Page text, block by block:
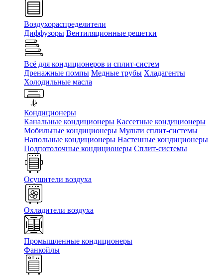
Воздухораспределители
Диффузоры Вентиляционные решетки
Всё для кондиционеров и сплит-систем
Дренажные помпы Медные трубы Хладагенты
Холодильные масла
Кондиционеры
Канальные кондиционеры Кассетные кондиционеры
Мобильные кондиционеры Мульти сплит-системы
Напольные кондиционеры Настенные кондиционеры
Подпотолочные кондиционеры Сплит-системы
Осушители воздуха
Охладители воздуха
Промышленные кондиционеры
Фанкойлы